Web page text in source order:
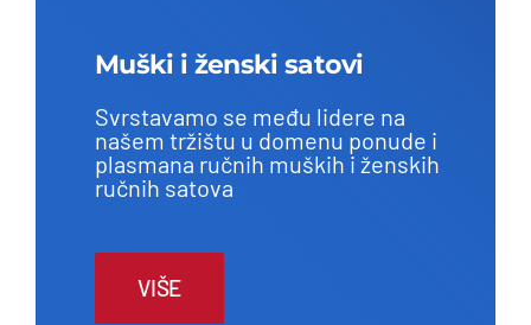
Muški i ženski satovi
Svrstavamo se među lidere na
našem tržištu u domenu ponude i
plasmana ručnih muških i ženskih
ručnih satova
VIŠE